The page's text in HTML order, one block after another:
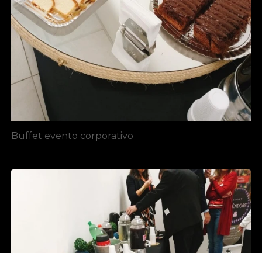
Buffet evento corporativo